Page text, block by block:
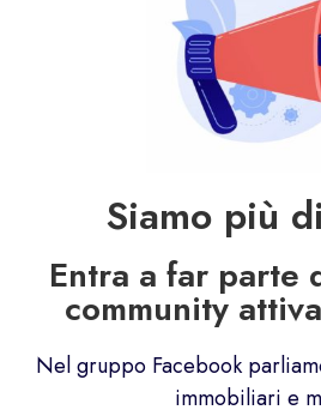
Siamo più di
Entra a far parte
community
Nel gruppo Facebook
immobiliari e